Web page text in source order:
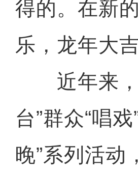
得的。在新
乐，龙年大
近年来，
台”群众“唱
晚”系列活动